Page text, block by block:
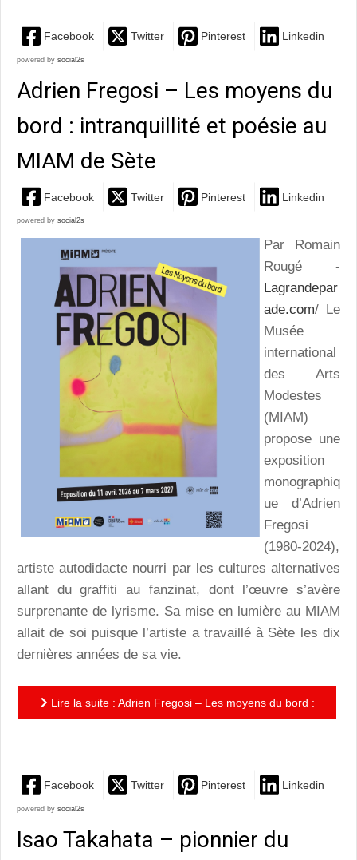
Facebook Twitter Pinterest Linkedin
powered by social2s
Adrien Fregosi – Les moyens du
bord : intranquillité et poésie au
MIAM de Sète
Facebook Twitter Pinterest Linkedin
powered by social2s
Par Romain
Rougé -
Lagrandepar
ade.com/ Le
Musée
international
des Arts
Modestes
(MIAM)
propose une
exposition
monographiq
ue d’Adrien
Fregosi
(1980-2024),
artiste autodidacte nourri par les cultures alternatives
allant du graffiti au fanzinat, dont l’œuvre s’avère
surprenante de lyrisme. Sa mise en lumière au MIAM
allait de soi puisque l’artiste a travaillé à Sète les dix
dernières années de sa vie.
Lire la suite : Adrien Fregosi – Les moyens du bord :
Facebook Twitter Pinterest Linkedin
powered by social2s
Isao Takahata – pionnier du